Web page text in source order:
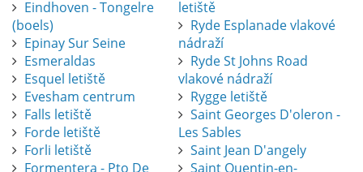
Eindhoven - Tongelre
(boels)
Epinay Sur Seine
Esmeraldas
Esquel letiště
Evesham centrum
Falls letiště
Forde letiště
Forli letiště
Formentera - Pto De
letiště
Ryde Esplanade vlakové
nádraží
Ryde St Johns Road
vlakové nádraží
Rygge letiště
Saint Georges D'oleron -
Les Sables
Saint Jean D'angely
Saint Quentin-en-